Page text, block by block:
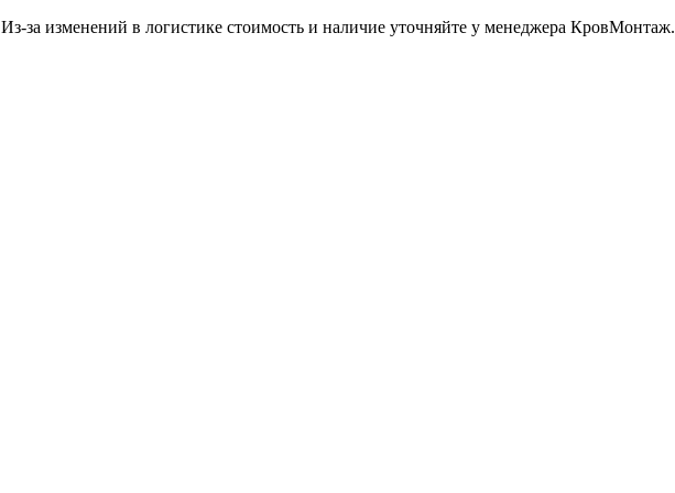
Из-за изменений в логистике стоимость и наличие уточняйте у менеджера КровМонтаж.